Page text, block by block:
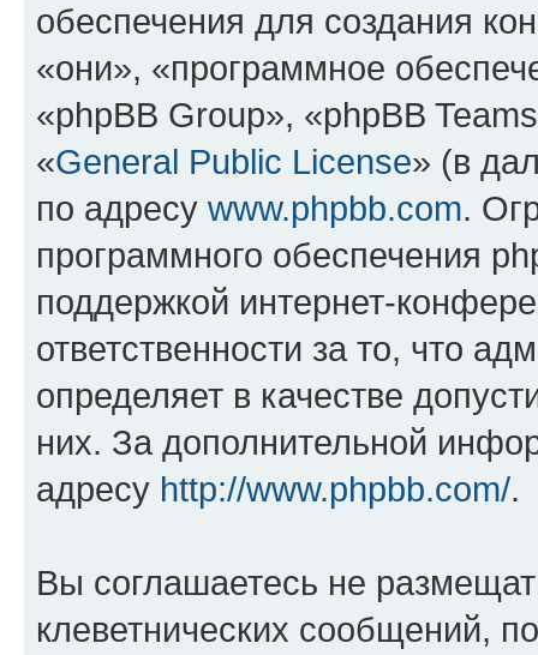
обеспечения для создания
«они», «программное
«phpBB Group», «phpBB
«General Public License» (в
по адресу www.phpbb.com.
программного обеспечения
поддержкой интернет-
ответственности за то, что
определяет в качестве
них. За дополнительной
адресу http://www.phpbb.com/.
Вы соглашаетесь не
клеветнических сообщений,